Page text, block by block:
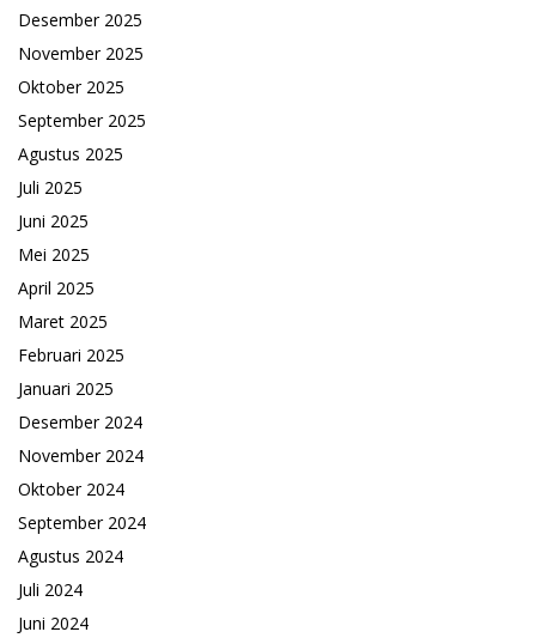
Desember 2025
November 2025
Oktober 2025
September 2025
Agustus 2025
Juli 2025
Juni 2025
Mei 2025
April 2025
Maret 2025
Februari 2025
Januari 2025
Desember 2024
November 2024
Oktober 2024
September 2024
Agustus 2024
Juli 2024
Juni 2024